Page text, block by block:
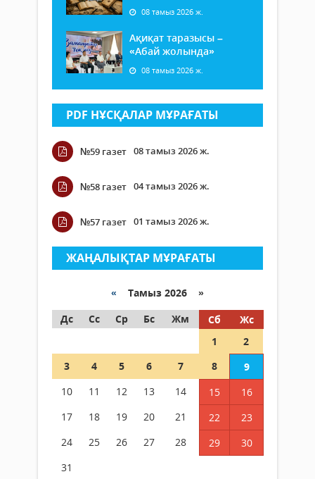
08 тамыз 2026 ж.
Ақиқат таразысы –
«Абай жолында»
08 тамыз 2026 ж.
PDF НҰСҚАЛАР МҰРАҒАТЫ
№59 газет 08 тамыз 2026 ж.
№58 газет 04 тамыз 2026 ж.
№57 газет 01 тамыз 2026 ж.
ЖАҢАЛЫҚТАР МҰРАҒАТЫ
« Тамыз 2026 »
Дс
Сс Ср Бс Жм Сб
Жс
1
2
3
4 5 6 7 8
9
10
11 12 13 14 15
16
17
18 19 20 21 22
23
24
25 26 27 28 29
30
31